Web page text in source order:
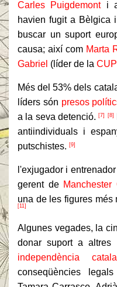
Carles Puigdemonti
havien fugit a Bèlgica
buscar un suport
causa; així com Marta
Gabriel (líder de la CUP
Més del 53% dels
líders són presos
a la seva detenció. [7] [8]
antiindividuals i
putschistes. [9]
l'exjugador i entrenador
gerent de Manchester
una de les figures més
[11]
Algunes vegades, la
donar suport a altres
independència
conseqüències